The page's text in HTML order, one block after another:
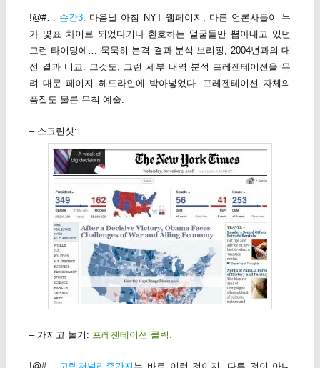
!@#… 순간3. 다음날 아침 NYT 웹페이지, 다른 언론사들이 누
가 몇표 차이로 되었다거나 환호하는 얼굴들만 뽑아내고 있던
그런 타이밍에… 묵묵히 본격 결과 분석 브리핑, 2004년과의 대
선 결과 비교. 그것도, 그런 세부 내역 분석 프레젠테이션을 무
려 대문 페이지 헤드라인에 박아넣었다. 프레젠테이션 자체의
품질도 물론 무척 예술.
– 스크린샷:
– 가지고 놀기: 프레젠테이션 클릭.